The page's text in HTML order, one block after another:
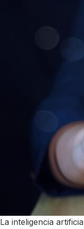
La inteligencia